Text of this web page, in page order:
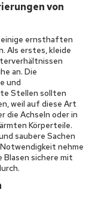
von
einige ernsthaften
Als erstes, kleide
an. Die
und
Stellen sollten
weil auf diese Art
die Achseln oder in
Körperteile.
saubere Sachen
Notwendigkeit nehme
sichere mit